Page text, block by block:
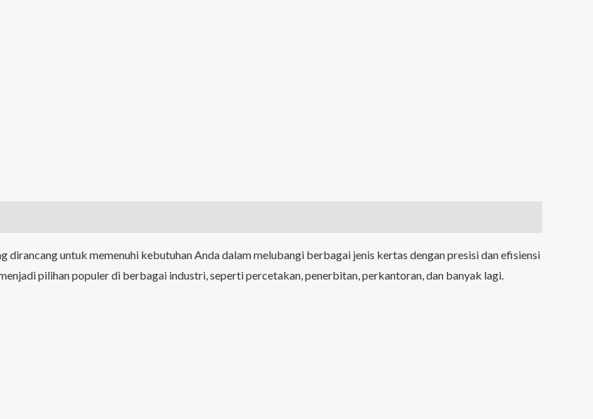
dirancang untuk memenuhi kebutuhan Anda dalam melubangi berbagai jenis kertas dengan presisi dan efisiensi
pilihan populer di berbagai industri, seperti percetakan, penerbitan, perkantoran, dan banyak lagi.